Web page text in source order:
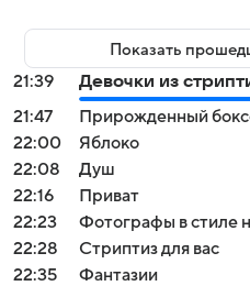
Показать
21:39
Девочки из
21:47
Прирожденный
22:00
Яблоко
22:08
Душ
22:16
Приват
22:23
Фотографы в стиле
22:28
Стриптиз для вас
22:35
Фантазии